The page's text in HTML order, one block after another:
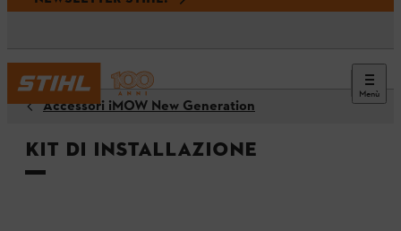
Menù
Accessori iMOW New Generation
Kit di installazione